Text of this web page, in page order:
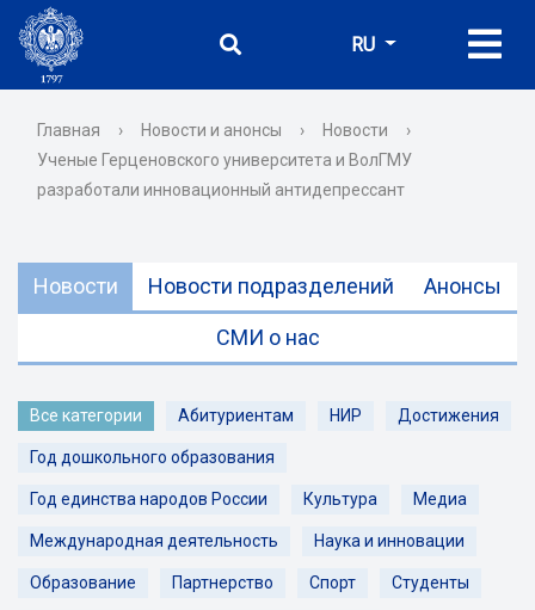
RU
Главная › Новости и анонсы › Новости
›
Ученые Герценовского университета и ВолГМУ
разработали инновационный антидепрессант
Новости Новости подразделений Анонсы
СМИ о нас
Все категории Абитуриентам НИР Достижения
Год дошкольного образования
Год единства народов России Культура Медиа
Международная деятельность Наука и инновации
Образование Партнерство Спорт Студенты